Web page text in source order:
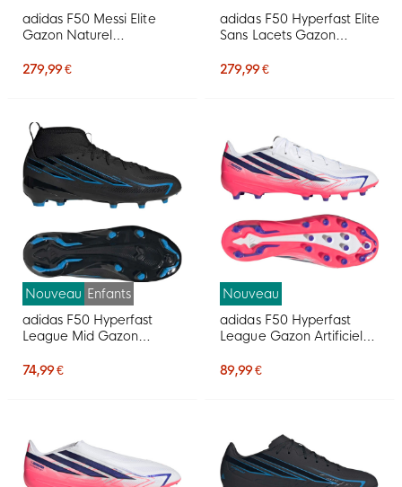
adidas F50 Messi Elite
Gazon Naturel
Blanc Bleu Clair Doré
279,99 €
adidas F50 Hyperfast Elite
Sans Lacets Gazon
Foot (AG) Blanc Mauve
279,99 €
Nouveau Enfants
adidas F50 Hyperfast
League Mid Gazon
Foot (FG) Enfants Noir
74,99 €
Nouveau
adidas F50 Hyperfast
League Gazon Artificiel
Blanc Mauve Rose
89,99 €